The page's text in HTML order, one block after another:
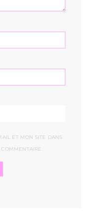
ET MON SITE DANS